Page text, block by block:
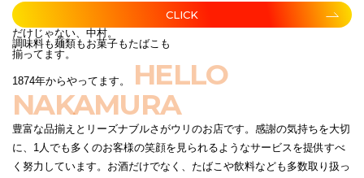
CLICK
だけじゃない、中村。
調味料も麺類もお菓子もたばこも
揃ってます。
1874年からやってます。
HELLO
NAKAMURA
豊富な品揃えとリーズナブルさがウリのお店です。感謝の気持ちを大切
に、1人でも多くのお客様の笑顔を見られるようなサービスを提供すべ
く努力しています。お酒だけでなく、たばこや飲料なども多数取り扱っ